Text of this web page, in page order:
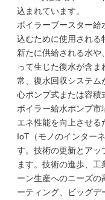
込まれています。
ボイラーブースター給
込むために使用される
新たに供給される水や
って生じた復水が含
常、復水回収システム
心ポンプ式または容積
ボイラー給水ポンプ
エネ性能を向上させ
IoT（モノのインター
す。技術の更新とアッ
ます。技術の進歩、
ーン生産へのニーズの
ーティング、ビッグデ